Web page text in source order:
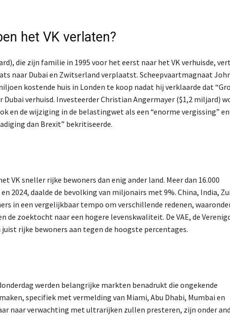
het VK verlaten?
die zijn familie in 1995 voor het eerst naar het VK verhuisde,
naar Dubai en Zwitserland verplaatst. Scheepvaartmagnaat
kostende huis in Londen te koop nadat hij verklaarde dat
verhuisd. Investeerder Christian Angermayer ($1,2 miljard)
en de wijziging in de belastingwet als een “enorme vergissing” en
dan Brexit” bekritiseerde.
VK sneller rijke bewoners dan enig ander land. Meer dan 16.000
2024, daalde de bevolking van miljonairs met 9%. China, India,
in een vergelijkbaar tempo om verschillende redenen,
zoektocht naar een hogere levenskwaliteit. De VAE, de
rijke bewoners aan tegen de hoogste percentages.
werden belangrijke markten benadrukt die ongekende
specifiek met vermelding van Miami, Abu Dhabi, Mumbai en
naar verwachting met ultrarijken zullen presteren, zijn onder